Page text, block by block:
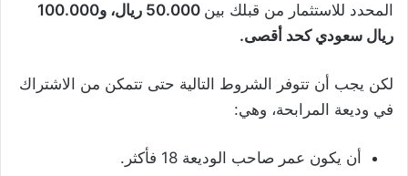
المحدد للاستثمار من قبلك بين
50.000 ريال، و100.000
ريال سعودي كحد أقصى.
لكن يجب أن تتوفر الشروط التالية حتى تتمكن من الاشتراك
في وديعة المرابحة، وهي:
أن يكون عمر صاحب الوديعة 18 فأكثر.